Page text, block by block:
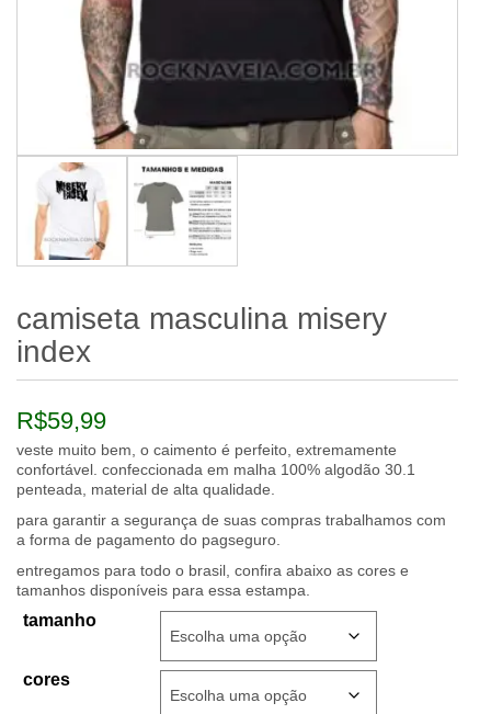
camiseta masculina misery
index
R$59,99
veste muito bem, o caimento é perfeito, extremamente
confortável. confeccionada em malha 100% algodão 30.1
penteada, material de alta qualidade.
para garantir a segurança de suas compras trabalhamos com
a forma de pagamento do pagseguro.
entregamos para todo o brasil, confira abaixo as cores e
tamanhos disponíveis para essa estampa.
tamanho
cores